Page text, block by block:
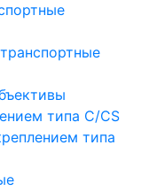
типа C/CS
типа